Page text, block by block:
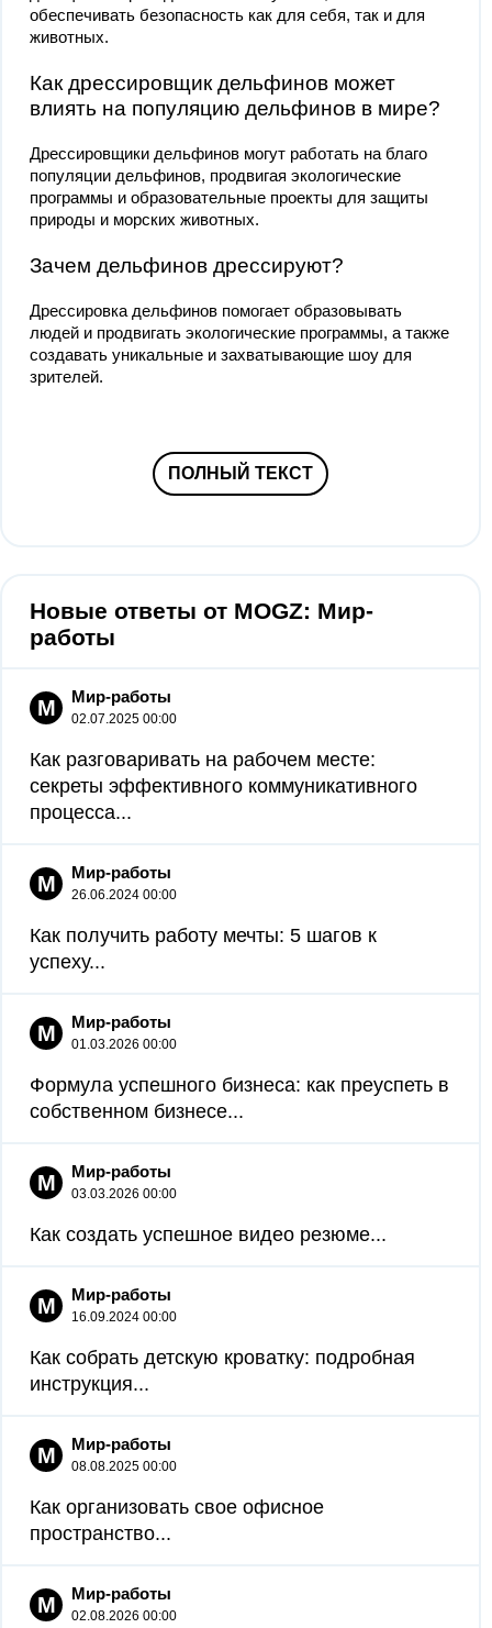
обеспечивать безопасность как для себя, так и для
животных.
Как дрессировщик дельфинов может
влиять на популяцию дельфинов в мире?
Дрессировщики дельфинов могут работать на благо
популяции дельфинов, продвигая экологические
программы и образовательные проекты для защиты
природы и морских животных.
Зачем дельфинов дрессируют?
Дрессировка дельфинов помогает образовывать
людей и продвигать экологические программы, а также
создавать уникальные и захватывающие шоу для
зрителей.
ПОЛНЫЙ ТЕКСТ
Новые ответы от MOGZ: Мир-
работы
М Мир-работы
02.07.2025 00:00
Как разговаривать на рабочем месте:
секреты эффективного коммуникативного
процесса...
М Мир-работы
26.06.2024 00:00
Как получить работу мечты: 5 шагов к
успеху...
М Мир-работы
01.03.2026 00:00
Формула успешного бизнеса: как преуспеть в
собственном бизнесе...
М Мир-работы
03.03.2026 00:00
Как создать успешное видео резюме...
М Мир-работы
16.09.2024 00:00
Как собрать детскую кроватку: подробная
инструкция...
М Мир-работы
08.08.2025 00:00
Как организовать свое офисное
пространство...
М Мир-работы
02.08.2026 00:00